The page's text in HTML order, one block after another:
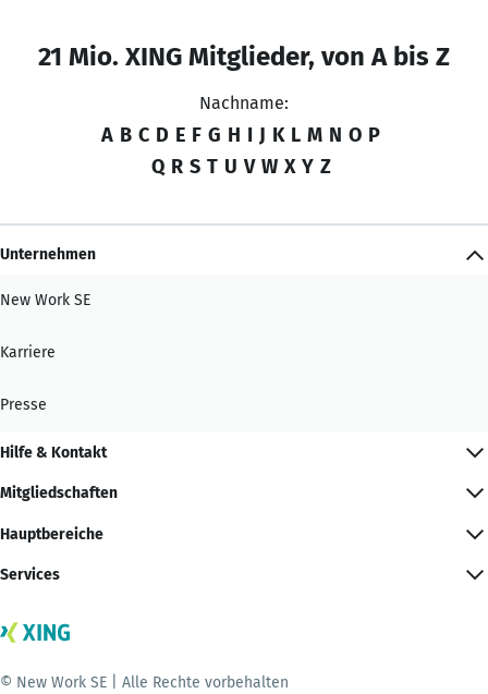
21 Mio. XING Mitglieder, von A bis Z
Nachname:
A B C D E F G H I J K L M N O P
Q R S T U V W X Y Z
Unternehmen
New Work SE
Karriere
Presse
Hilfe & Kontakt
Mitgliedschaften
Hauptbereiche
Services
© New Work SE | Alle Rechte vorbehalten